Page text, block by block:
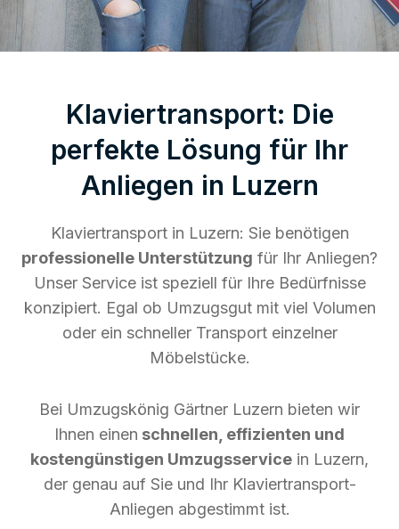
Klaviertransport: Die
perfekte Lösung für Ihr
Anliegen in Luzern
Klaviertransport in Luzern: Sie benötigen
professionelle Unterstützung für Ihr Anliegen?
Unser Service ist speziell für Ihre Bedürfnisse
konzipiert. Egal ob Umzugsgut mit viel Volumen
oder ein schneller Transport einzelner
Möbelstücke.
Bei Umzugskönig Gärtner Luzern bieten wir
Ihnen einen schnellen, effizienten und
kostengünstigen Umzugsservice in Luzern,
der genau auf Sie und Ihr Klaviertransport-
Anliegen abgestimmt ist.